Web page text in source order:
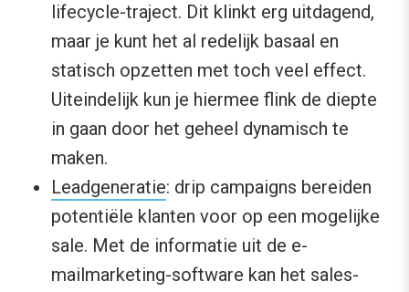
lifecycle-traject. Dit klinkt erg uitdagend,
maar je kunt het al redelijk basaal en
statisch opzetten met toch veel effect.
Uiteindelijk kun je hiermee flink de diepte
in gaan door het geheel dynamisch te
maken.
Leadgeneratie: drip campaigns bereiden
potentiële klanten voor op een mogelijke
sale. Met de informatie uit de e-
mailmarketing-software kan het sales-